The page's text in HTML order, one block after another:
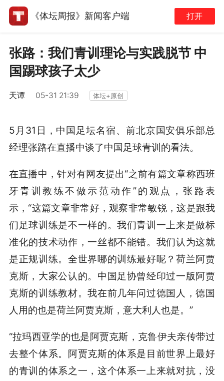
《体坛周报》新闻客户端 打开
张路：我们青训理论与实践脱节 中
国踢球孩子太少
天谭 05-31 21:39 体坛+原创
5月31日，中国足坛名宿、前北京国安俱乐部总
经理张路在直播中谈了中国足球青训的看法。
在直播中，针对有网友提出“之前有篇文章称西班
牙青训教练不做示范动作”的观点，张路表
示，“这篇文章非常好，观察非常敏锐，这是跟我
们足球训练是不一样的。我们青训一上来是做标
准化的技术动作，一丝都不能错。我们认为这就
是正规训练。全世界哪的训练最好呢？荷兰阿贾
克斯，大家公认的。中国足协曾经印过一版阿贾
克斯的训练教材。我在前几年问过德国人，德国
人用的也是荷兰阿贾克斯，意大利人也是。”
“拉玛西亚学的也是阿贾克斯，克鲁伊夫亲传带过
去整个体系。阿贾克斯的体系是目前世界上最好
的青训的体系之一，这个体系一上来就对抗，没